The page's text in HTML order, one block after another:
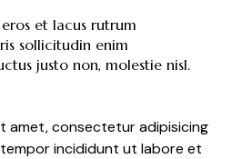
et lacus rutrum
sollicitudin enim
justo non, molestie nisl.
amet, consectetur adipisicing
incididunt ut labore et